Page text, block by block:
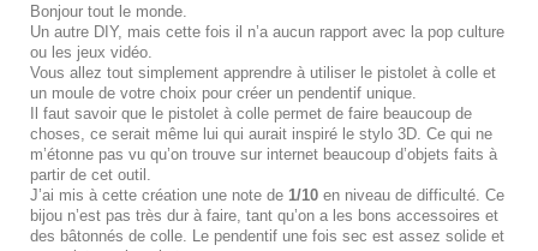
Bonjour tout le monde.
Un autre DIY, mais cette fois il n’a aucun rapport avec la pop culture
ou les jeux vidéo.
Vous allez tout simplement apprendre à utiliser le pistolet à colle et
un moule de votre choix pour créer un pendentif unique.
Il faut savoir que le pistolet à colle permet de faire beaucoup de
choses, ce serait même lui qui aurait inspiré le stylo 3D. Ce qui ne
m’étonne pas vu qu’on trouve sur internet beaucoup d’objets faits à
partir de cet outil.
J’ai mis à cette création une note de 1/10 en niveau de difficulté. Ce
bijou n’est pas très dur à faire, tant qu’on a les bons accessoires et
des bâtonnés de colle. Le pendentif une fois sec est assez solide et